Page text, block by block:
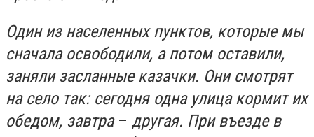
Один из населенных пунктов, которые мы
сначала освободили, а потом оставили,
заняли засланные казачки. Они смотрят
на село так: сегодня одна улица кормит их
обедом, завтра – другая. При въезде в